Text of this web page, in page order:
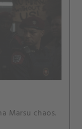
Marsu chaos.